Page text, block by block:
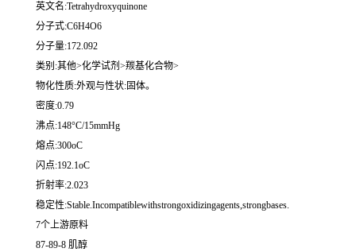
英文名:Tetrahydroxyquinone
分子式:C6H4O6
分子量:172.092
类别:其他>化学试剂>羰基化合物>
物化性质:外观与性状:固体。
密度:0.79
沸点:148°C/15mmHg
熔点:300oC
闪点:192.1oC
折射率:2.023
稳定性:Stable.Incompatiblewithstrongoxidizingagents,strongbases.
7个上游原料
87-89-8 肌醇